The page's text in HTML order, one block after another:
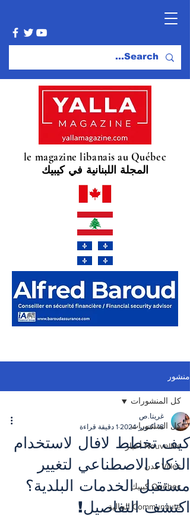
le magazine libanais au Québec
المجلة اللبنانية في كيبيك
منشور
كل المنشورات
Nouvelles أخبار
Villes مدن
Québec كيبيك
Communauté الجالية
كل المنشورات
كيف تخطط لافال لاستخدام
الذكاء الاصطناعي لتغيير
مستقبل الخدمات البلدية؟
اكتشف التفاصيل!
غريتا.ص
18 أكتوبر 2024
1 دقيقة قراءة